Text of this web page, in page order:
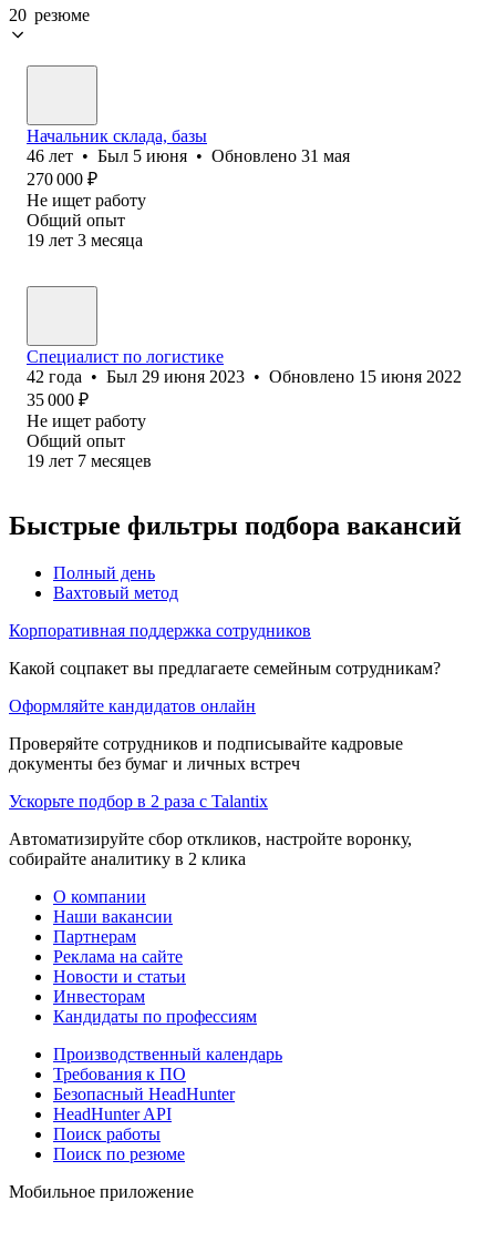
20 резюме
Начальник склада, базы
46 лет • Был 5 июня • Обновлено 31 мая
270 000 ₽
Не ищет работу
Общий опыт
19 лет 3 месяца
Специалист по логистике
42 года • Был 29 июня 2023 • Обновлено 15 июня 2022
35 000 ₽
Не ищет работу
Общий опыт
19 лет 7 месяцев
Быстрые фильтры подбора вакансий
Полный день
Вахтовый метод
Корпоративная поддержка сотрудников
Какой соцпакет вы предлагаете семейным сотрудникам?
Оформляйте кандидатов онлайн
Проверяйте сотрудников и подписывайте кадровые
документы без бумаг и личных встреч
Ускорьте подбор в 2 раза с Talantix
Автоматизируйте сбор откликов, настройте воронку,
собирайте аналитику в 2 клика
О компании
Наши вакансии
Партнерам
Реклама на сайте
Новости и статьи
Инвесторам
Кандидаты по профессиям
Производственный календарь
Требования к ПО
Безопасный HeadHunter
HeadHunter API
Поиск работы
Поиск по резюме
Мобильное приложение